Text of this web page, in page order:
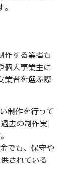
作する業者も
個人事業主に
業者を選ぶ際
制作を行って
去の制作実
でも、保守や
されている